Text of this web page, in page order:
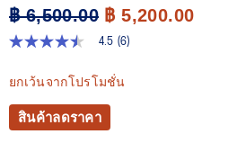
฿ 6,500.00 ฿ 5,200.00
4.5
5
ดาว
ค่า
คะแนน
เฉลี่ย
4.5 (6)
ยกเว้นจากโปรโมชั่น
สินค้าลดราคา